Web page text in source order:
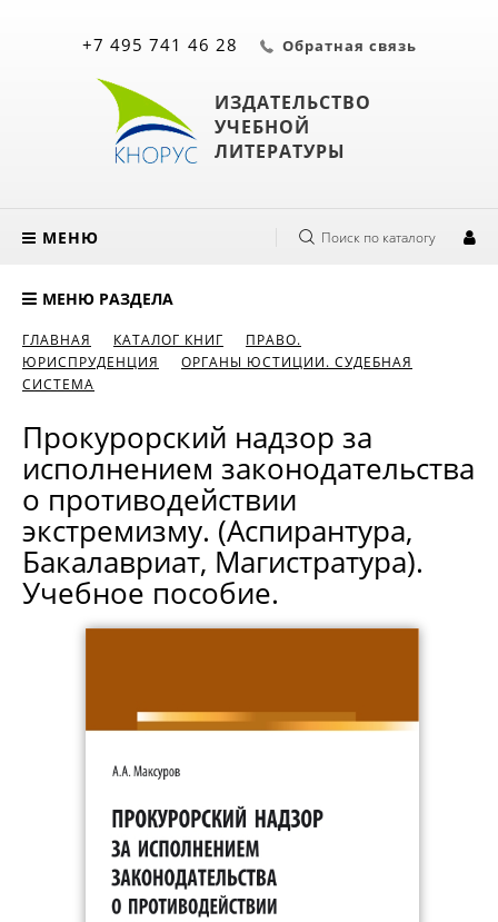
ИЗДАТЕЛЬСТВО
УЧЕБНОЙ
ЛИТЕРАТУРЫ
+7 495 741 46 28 Обратная связь
МЕНЮ Поиск по каталогу
МЕНЮ РАЗДЕЛА
ГЛАВНАЯ КАТАЛОГ КНИГ
ПРАВО.
ЮРИСПРУДЕНЦИЯ
ОРГАНЫ ЮСТИЦИИ. СУДЕБНАЯ
СИСТЕМА
Прокурорский надзор за
исполнением законодательства
о противодействии
экстремизму. (Аспирантура,
Бакалавриат, Магистратура).
Учебное пособие.